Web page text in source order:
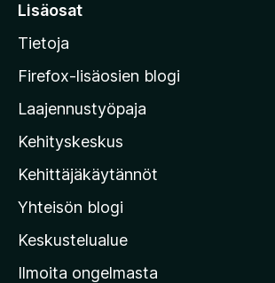
y
M
z
i
l
a
n
v
Lisäosat
Tietoja
Firefox-lisäosien blogi
Laajennustyöpaja
Kehityskeskus
Kehittäjäkäytännöt
Yhteisön blogi
Keskustelualue
Ilmoita ongelmasta